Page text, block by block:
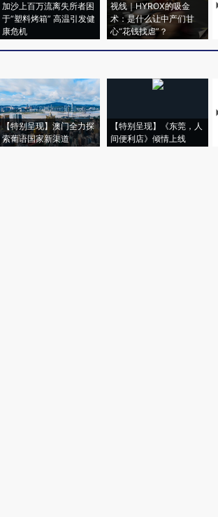
加沙上百万流离失所者困
于“塑料烤箱” 高温引发健
康危机
视线｜HYROX的吸金
术：是什么让中产们甘
心“花钱找虐”？
【特别呈现】澳门全力探
索葡语国家新渠道
【特别呈现】《东莞，人
间便利店》倾情上线